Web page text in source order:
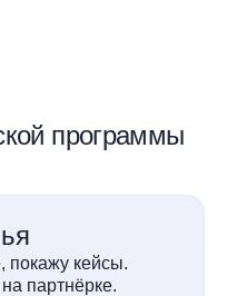
программы
покажу кейсы.
партнёрке.